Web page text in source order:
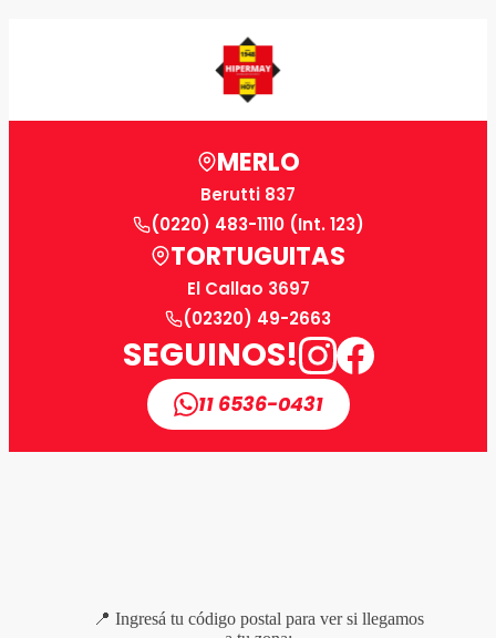
MERLO
Berutti 837
(0220) 483-1110 (Int. 123)
TORTUGUITAS
El Callao 3697
(02320) 49-2663
SEGUINOS!
11 6536-0431
📍 Ingresá tu código postal para ver si llegamos